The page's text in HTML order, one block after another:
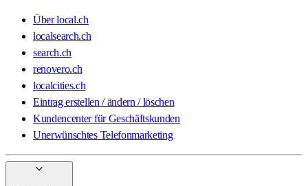
Über local.ch
localsearch.ch
search.ch
renovero.ch
localcities.ch
Eintrag erstellen / ändern / löschen
Kundencenter für Geschäftskunden
Unerwünschtes Telefonmarketing